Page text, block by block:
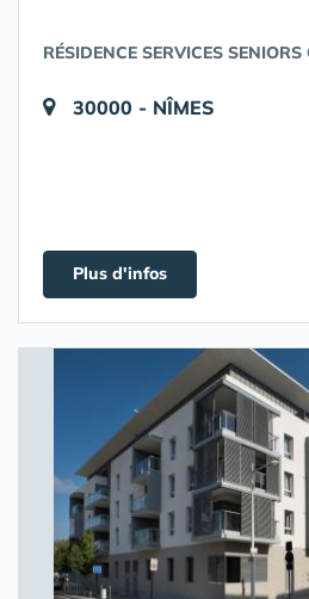
RÉSIDENCE SERVICES
30000 - NÎMES
Plus d'infos